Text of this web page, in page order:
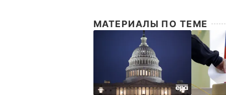
МАТЕРИАЛЫ ПО ТЕМЕ